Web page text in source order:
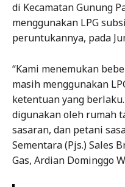
di Kecamatan Gunung
menggunakan LPG
peruntukannya, pada
“Kami menemukan
masih menggunakan
ketentuan yang
digunakan oleh rumah
sasaran, dan petani
Sementara (Pjs.) Sales
Gas, Ardian Dominggo